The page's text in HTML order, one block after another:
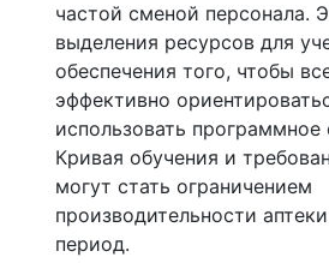
частой сменой персонала.
выделения ресурсов для
обеспечения того, чтобы
эффективно
использовать программное
Кривая обучения и
могут стать ограничением
производительности
период.